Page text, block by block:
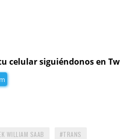
celular siguiéndonos en
WILLIAM SAAB TRANS